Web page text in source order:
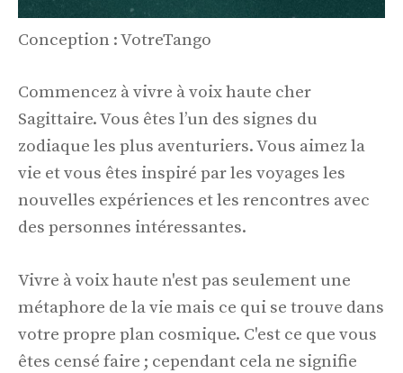
Conception : VotreTango
Commencez à vivre à voix haute cher
Sagittaire. Vous êtes l’un des signes du
zodiaque les plus aventuriers. Vous aimez la
vie et vous êtes inspiré par les voyages les
nouvelles expériences et les rencontres avec
des personnes intéressantes.
Vivre à voix haute n'est pas seulement une
métaphore de la vie mais ce qui se trouve dans
votre propre plan cosmique. C'est ce que vous
êtes censé faire ; cependant cela ne signifie